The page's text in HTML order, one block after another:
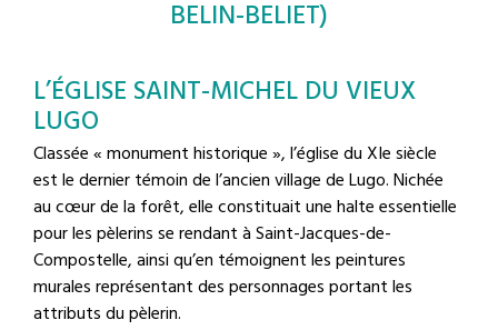
BELIN-BELIET)
L’ÉGLISE SAINT-MICHEL DU VIEUX
LUGO
Classée « monument historique », l’église du XIe siècle
est le dernier témoin de l’ancien village de Lugo. Nichée
au cœur de la forêt, elle constituait une halte essentielle
pour les pèlerins se rendant à Saint-Jacques-de-
Compostelle, ainsi qu’en témoignent les peintures
murales représentant des personnages portant les
attributs du pèlerin.